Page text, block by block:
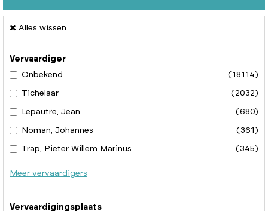
Alles wissen
Vervaardiger
Onbekend
(18114)
Tichelaar (2032)
Lepautre, Jean (680)
Noman, Johannes (361)
Trap, Pieter Willem Marinus (345)
Meer vervaardigers
Vervaardigingsplaats